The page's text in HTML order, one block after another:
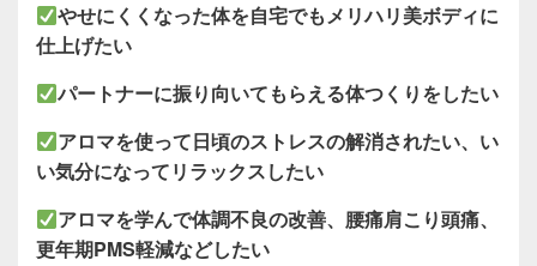
やせにくくなった体を自宅でもメリハリ美ボディに
仕上げたい
パートナーに振り向いてもらえる体つくりをしたい
アロマを使って日頃のストレスの解消されたい、い
い気分になってリラックスしたい
アロマを学んで体調不良の改善、腰痛肩こり頭痛、
更年期PMS軽減などしたい